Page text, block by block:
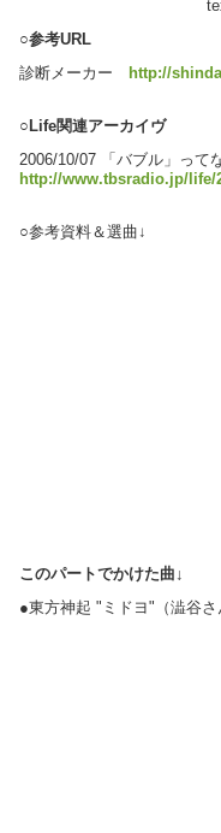
text by 小
○参考URL
診断メーカー
http://
○Life関連アーカイヴ
2006/10/07 「バブル」って
http://www.tbsradio.jp/life/
○参考資料＆選曲↓
このパートでかけた曲↓
●東方神起 "ミドヨ"（澁谷さ